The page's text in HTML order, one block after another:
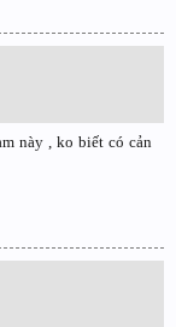
này , ko biết có cản